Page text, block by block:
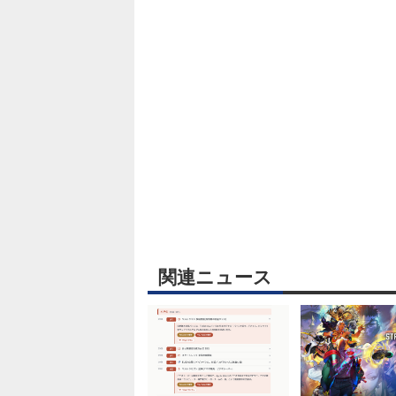
関連ニュース